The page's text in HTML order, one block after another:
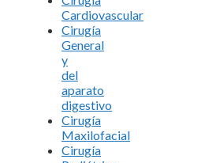
Cardiovascular
Cirugía
General
y
del
aparato
digestivo
Cirugía
Maxilofacial
Cirugía